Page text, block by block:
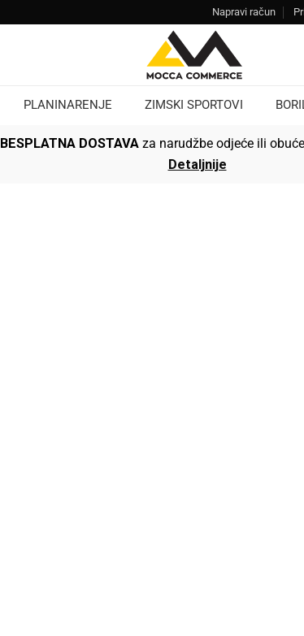
Napravi račun
PLANINARENJE ZIMSKI SPORTOVI
BESPLATNA DOSTAVA za narudžbe odjeće ili
Detaljnije